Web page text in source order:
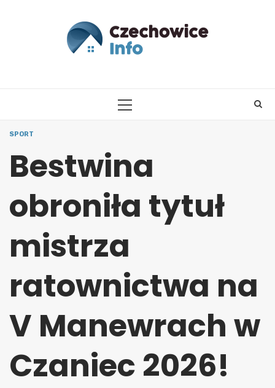
PRIMARY
SPORT
Bestwina
obroniła tytuł
mistrza
ratownictwa na
V Manewrach w
Czaniec 2026!